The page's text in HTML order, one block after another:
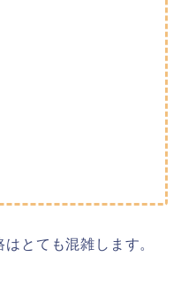
とても混雑します。